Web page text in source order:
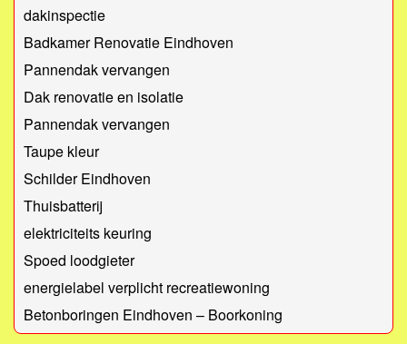
dakinspectie
Badkamer Renovatie Eindhoven
Pannendak vervangen
Dak renovatie en isolatie
Pannendak vervangen
Taupe kleur
Schilder Eindhoven
Thuisbatterij
elektriciteits keuring
Spoed loodgieter
energielabel verplicht recreatiewoning
Betonboringen Eindhoven – Boorkoning